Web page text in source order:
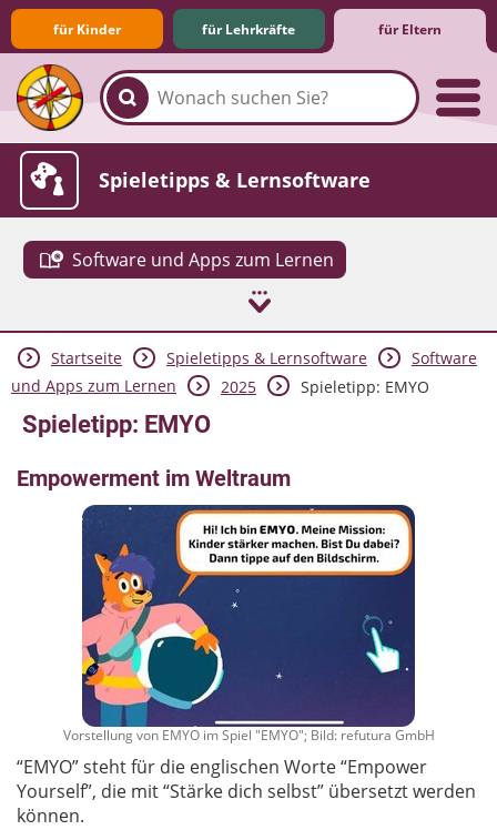
für Kinder für Lehrkräfte für Eltern
Familie & Medien
Spieletipps & Lernsoftware
Software und Apps zum Lernen
Die Jüngsten im Netz
Lexikon
Aktuelles
Startseite Spieletipps & Lernsoftware
Software
und Apps zum Lernen
2025 Spieletipp: EMYO
Spieletipp: EMYO
Empowerment im Weltraum
Vorstellung von EMYO im Spiel "EMYO"; Bild: refutura GmbH
“EMYO” steht für die englischen Worte “Empower
Yourself”, die mit “Stärke dich selbst” übersetzt werden
können.